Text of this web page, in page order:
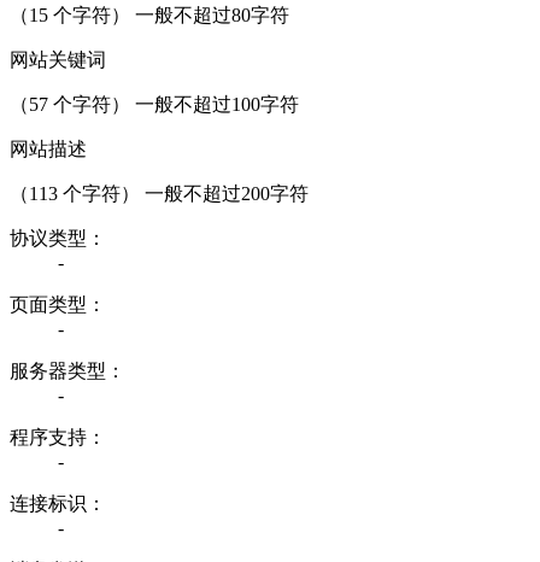
（15 个字符） 一般不超过80字符
网站关键词
（57 个字符） 一般不超过100字符
网站描述
（113 个字符） 一般不超过200字符
协议类型：
-
页面类型：
-
服务器类型：
-
程序支持：
-
连接标识：
-